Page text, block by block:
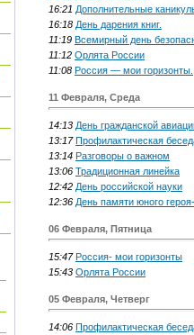
16:21 Дополнительные
16:18 День дарения книг.
11:19 Всемирный день
11:12 Орлята России
11:08 Россия — мои горизонты.
11 Февраля, Среда
14:13 День гражданской
13:17 Профилактическая
13:14 Разговоры о важном
13:06 Традиционная линейка
12:42 День российской науки
12:36 День памяти юного
06 Февраля, Пятница
15:47 Россия- мои горизонты
15:43 Орлята России
05 Февраля, Четверг
14:06 Профилактическая